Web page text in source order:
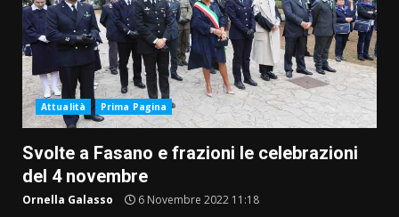
Attualità Prima Pagina
Svolte a Fasano e frazioni le celebrazioni
del 4 novembre
Ornella Galasso 6 Novembre 2022 11:18